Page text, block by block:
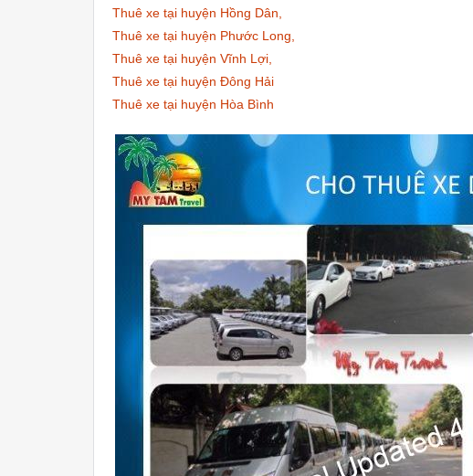
Thuê xe tại huyện Hồng Dân,
Thuê xe tại huyện Phước Long,
Thuê xe tại huyện Vĩnh Lợi,
Thuê xe tại huyện Đông Hải
Thuê xe tại huyện Hòa Bình